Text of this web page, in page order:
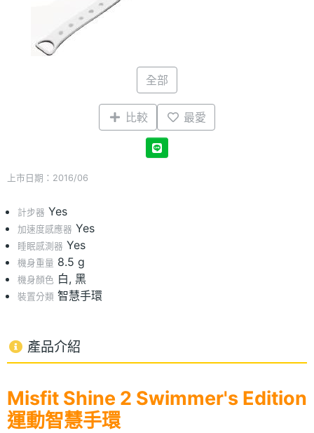
全部
比較 最愛
上市日期：2016/06
計步器 Yes
加速度感應器 Yes
睡眠感測器 Yes
機身重量 8.5 g
機身顏色 白, 黑
裝置分類 智慧手環
產品介紹
Misfit Shine 2 Swimmer's Edition
運動智慧手環